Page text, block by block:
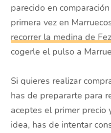
parecido en
primera vez en
recorrer la medina de
cogerle el pulso a
Si quieres realizar
has de prepararte para
aceptes el primer precio
idea, has de intentar